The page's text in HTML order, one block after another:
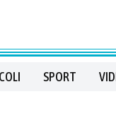
SPORT